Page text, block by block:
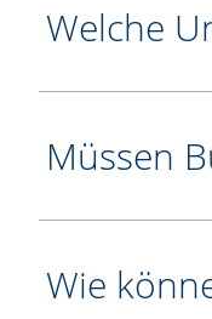
Welche
Müssen
Wie